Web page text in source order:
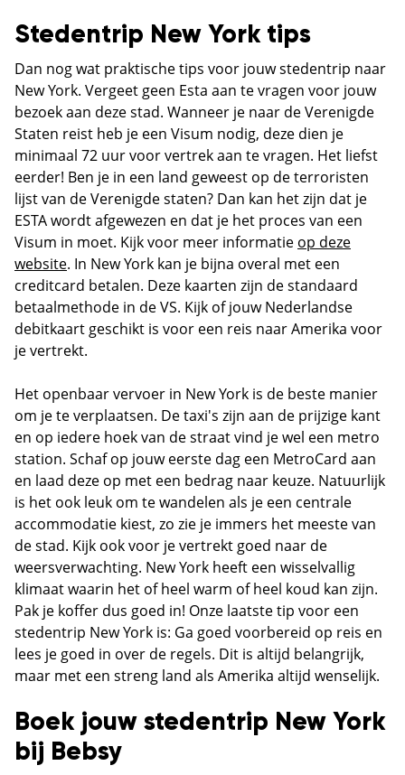
Stedentrip New York tips
Dan nog wat praktische tips voor jouw stedentrip naar
New York. Vergeet geen Esta aan te vragen voor jouw
bezoek aan deze stad. Wanneer je naar de Verenigde
Staten reist heb je een Visum nodig, deze dien je
minimaal 72 uur voor vertrek aan te vragen. Het liefst
eerder! Ben je in een land geweest op de terroristen
lijst van de Verenigde staten? Dan kan het zijn dat je
ESTA wordt afgewezen en dat je het proces van een
Visum in moet. Kijk voor meer informatie op deze
website. In New York kan je bijna overal met een
creditcard betalen. Deze kaarten zijn de standaard
betaalmethode in de VS. Kijk of jouw Nederlandse
debitkaart geschikt is voor een reis naar Amerika voor
je vertrekt.
Het openbaar vervoer in New York is de beste manier
om je te verplaatsen. De taxi's zijn aan de prijzige kant
en op iedere hoek van de straat vind je wel een metro
station. Schaf op jouw eerste dag een MetroCard aan
en laad deze op met een bedrag naar keuze. Natuurlijk
is het ook leuk om te wandelen als je een centrale
accommodatie kiest, zo zie je immers het meeste van
de stad. Kijk ook voor je vertrekt goed naar de
weersverwachting. New York heeft een wisselvallig
klimaat waarin het of heel warm of heel koud kan zijn.
Pak je koffer dus goed in! Onze laatste tip voor een
stedentrip New York is: Ga goed voorbereid op reis en
lees je goed in over de regels. Dit is altijd belangrijk,
maar met een streng land als Amerika altijd wenselijk.
Boek jouw stedentrip New York
bij Bebsy